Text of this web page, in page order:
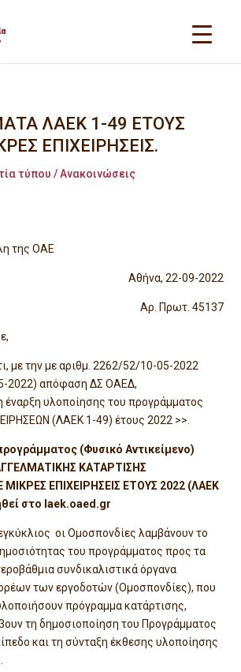
ΛΑΕΚ 1-49 ΕΤΟΥΣ
ΕΠΙΧΕΙΡΗΣΕΙΣ.
τύπου / Ανακοινώσεις
της ΟΑΕ
Αθήνα, 22-09-2022
Αρ. Πρωτ. 45137
με την με αριθμ. 2262/52/10-05-2022
2022) απόφαση ΔΣ ΟΑΕΔ,
υλοποίησης του προγράμματος
(ΛΑΕΚ 1-49) έτους 2022 >>.
(Φυσικό Αντικείμενο)
ΚΑΤΑΡΤΙΣΗΣ
ΕΠΙΧΕΙΡΗΣΕΙΣ ΕΤΟΥΣ 2022 (ΛΑΕΚ
στο laek.oaed.gr
οι Ομοσπονδίες λαμβάνουν το
του προγράμματος προς τα
συνδικαλιστικά όργανα
των εργοδοτών (Ομοσπονδίες), που
πρόγραμμα κατάρτισης,
τη δημοσιοποίηση του Προγράμματος
και τη σύνταξη έκθεσης υλοποίησης